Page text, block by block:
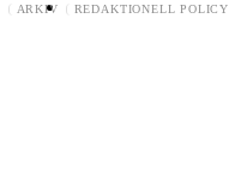
ARKIV REDAKTIONELL POLICY